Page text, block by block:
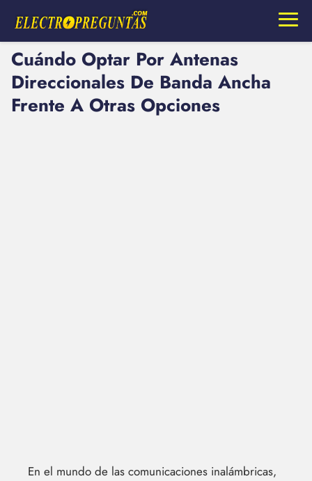
Cuándo Optar Por Antenas
Direccionales De Banda Ancha
Frente A Otras Opciones
En el mundo de las comunicaciones inalámbricas,